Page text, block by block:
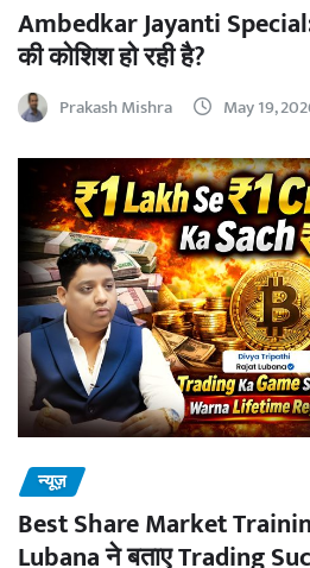
Ambedkar Jayanti Special:
की कोशिश हो रही है?
Prakash Mishra May 19,
न्यूज़
Best Share Market
Lubana ने बताए Trading